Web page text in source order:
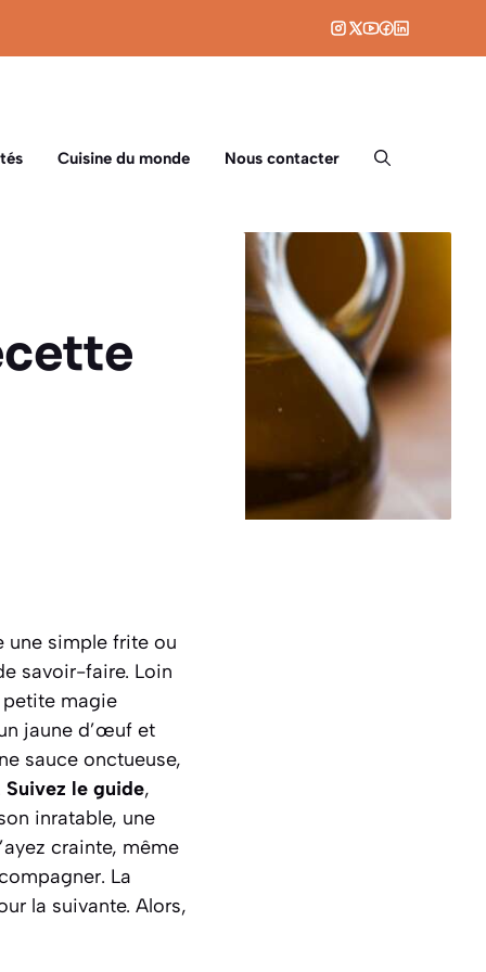
Cuisine du monde Nous contacter
une simple frite ou
savoir-faire. Loin
petite magie
jaune d’œuf et
sauce onctueuse,
Suivez le guide,
inratable, une
crainte, même
La
la suivante. Alors,